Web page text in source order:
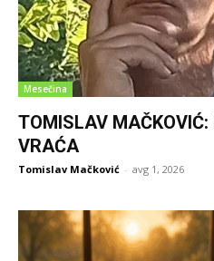
Mesečina
TOMISLAV MAČKOVIĆ:
VRAĆA
Tomislav Mačković - avg 1, 2026